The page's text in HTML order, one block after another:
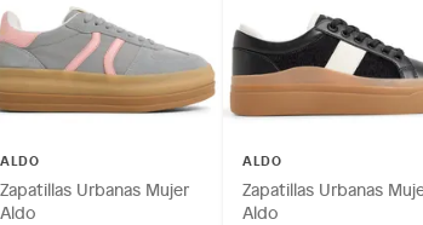
ALDO
Zapatillas Urbanas Mujer
Aldo
ALDO
Zapatillas Urbanas
Aldo